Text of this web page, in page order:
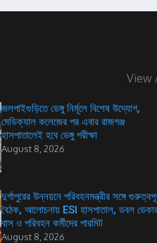
View
জলপাইগুড়িতে ডেঙ্গু নির্মূলে বিশেষ উদ্যোগ,
মেডিক্যাল কলেজের পর এবার রাজগঞ্জ
হাসপাতালেই হবে ডেঙ্গু পরীক্ষা
August 8, 2026
দুর্গাপুরের উন্নয়নে পরিবহনমন্ত্রীর সঙ্গে
বৈঠক, আলোচনায় ESI হাসপাতাল, ডবল
বাস ও পরিবহন কর্মীদের পারমিট
August 8, 2026